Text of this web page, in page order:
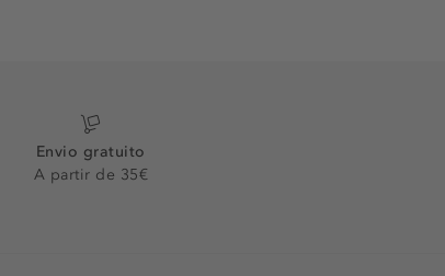
Envio gratuito
A partir de 35€